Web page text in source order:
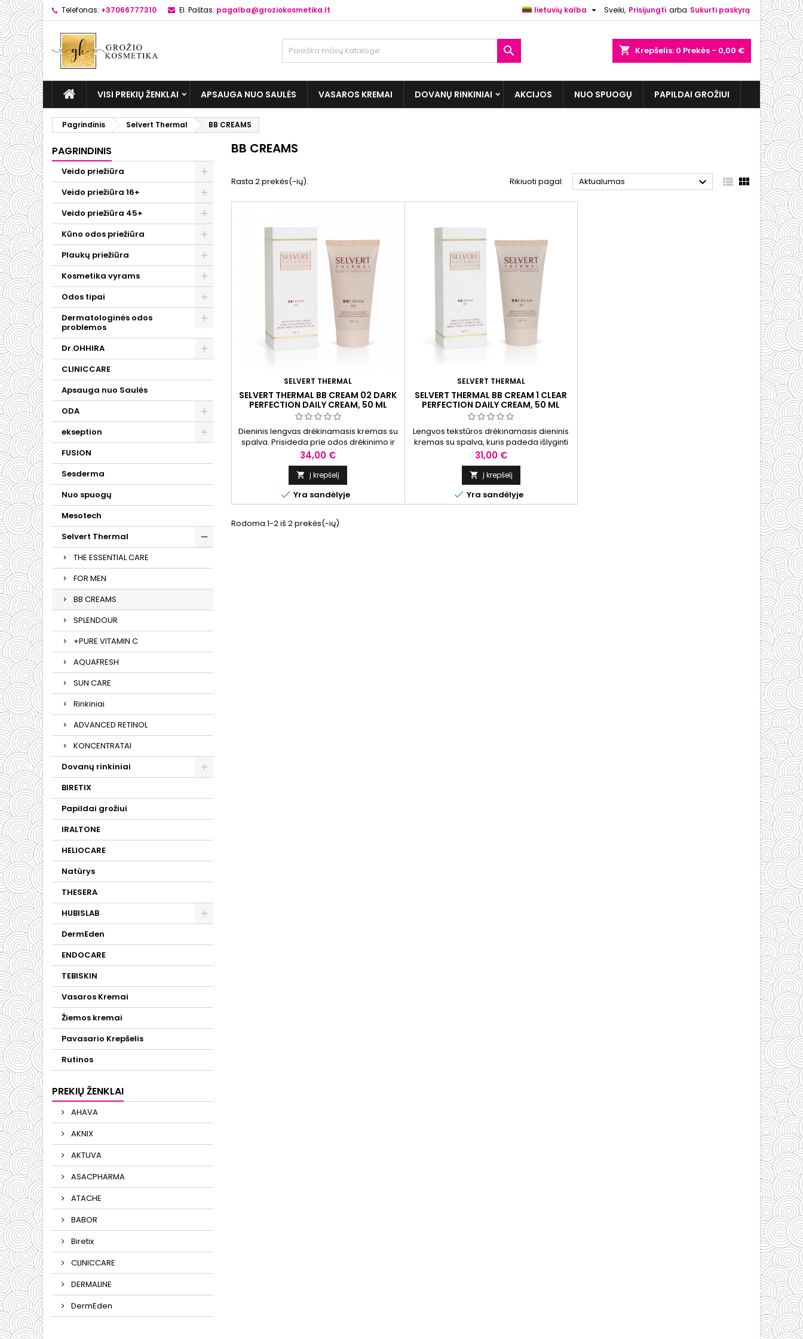
Telefonas: +37066777310 El. Paštas: pagalba@groziokosmetika.lt Sveiki, Prisijungti arba Sukurti paskyrą
lietuvių kalba 
shopping_cart Krepšelis: 0 Prekės - 0,00 €

VISI PREKIŲ ŽENKLAI APSAUGA NUO SAULĖS VASAROS KREMAI DOVANŲ RINKINIAI AKCIJOS NUO SPUOGŲ PAPILDAI GROŽIUI
Pagrindinis Selvert Thermal BB CREAMS
PAGRINDINIS
Veido priežiūra
Veido priežiūra 16+
Veido priežiūra 45+
Kūno odos priežiūra
Plaukų priežiūra
Kosmetika vyrams
Odos tipai
Dermatologinės odos
problemos
Dr.OHHIRA
CLINICCARE
Apsauga nuo Saulės
ODA
ekseption
FUSION
Sesderma
Nuo spuogų
Mesotech
Selvert Thermal
THE ESSENTIAL CARE
FOR MEN
BB CREAMS
SPLENDOUR
+PURE VITAMIN C
AQUAFRESH
SUN CARE
Rinkiniai
ADVANCED RETINOL
KONCENTRATAI
Dovanų rinkiniai
BIRETIX
Papildai grožiui
IRALTONE
HELIOCARE
Natùrys
THESERA
HUBISLAB
DermEden
ENDOCARE
TEBISKIN
Vasaros Kremai
Žiemos kremai
Pavasario Krepšelis
Rutinos
PREKIŲ ŽENKLAI
AHAVA
AKNIX
AKTUVA
ASACPHARMA
ATACHE
BABOR
Biretix
CLINICCARE
DERMALINE
DermEden
BB CREAMS
Rasta 2 prekės(-ių). Rikiuoti pagal: Aktualumas   
SELVERT THERMAL
SELVERT THERMAL BB CREAM 02 DARK
PERFECTION DAILY CREAM, 50 ML
Dieninis lengvas drėkinamasis kremas su
spalva. Prisideda prie odos drėkinimo ir
komforto pojūčio palaikymo, suteikia
tolygų, vienodą atspalvį.
Kaina
34,00 €
 Į krepšelį
 Yra sandėlyje
SELVERT THERMAL
SELVERT THERMAL BB CREAM 1 CLEAR
PERFECTION DAILY CREAM, 50 ML
Lengvos tekstūros drėkinamasis dieninis
kremas su spalva, kuris padeda išlyginti
odos atspalvį ir suteikia jai
švytėjimo.Padeda palaikyti odos drėgmę
ir minkštumą, suteikia komforto jausmą
Kaina
31,00 €
 Į krepšelį
 Yra sandėlyje
Rodoma 1-2 iš 2 prekės(-ių)